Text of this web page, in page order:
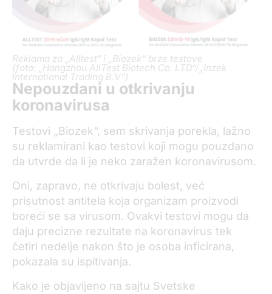
Reklama za „Alltest“ i „Biozek“ brze testove
(foto: „Hangzhou AllTest Biotech Co. LTD“/„Inzek
International Trading B.V“)
Nepouzdani u otkrivanju
koronavirusa
Testovi „Biozek“, sem skrivanja porekla, lažno
su reklamirani kao testovi koji mogu pouzdano
da utvrde da li je neko zaražen koronavirusom.
Oni, zapravo, ne otkrivaju bolest, već
prisutnost antitela koja organizam proizvodi
boreći se sa virusom. Ovakvi testovi mogu da
daju precizne rezultate na koronavirus tek
četiri nedelje nakon što je osoba inficirana,
pokazala su ispitivanja.
Kako je objavljeno na sajtu Svetske